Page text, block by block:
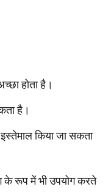
होता है।
है।
किया जा सकता
के रूप में भी उपयोग करते